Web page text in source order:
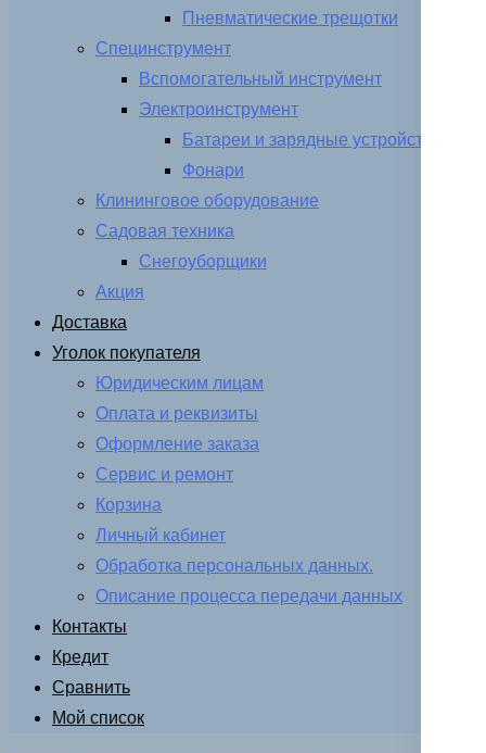
Пневматические трещотки
Специнструмент
Вспомогательный инструмент
Электроинструмент
Батареи и зарядные устройства
Фонари
Клининговое оборудование
Садовая техника
Снегоуборщики
Акция
Доставка
Уголок покупателя
Юридическим лицам
Оплата и реквизиты
Оформление заказа
Сервис и ремонт
Корзина
Личный кабинет
Обработка персональных данных.
Описание процесса передачи данных
Контакты
Кредит
Сравнить
Мой список